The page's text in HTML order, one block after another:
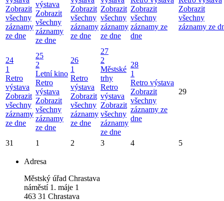
Zobrazit
všechny
záznamy
ze dne
výstava
Zobrazit
všechny
záznamy
ze dne
Zobrazit
všechny
záznamy
ze dne
Zobrazit
všechny
záznamy
ze dne
Zobrazit
všechny
záznamy ze
dne
Zobrazit
všechny
záznamy ze
24
1
Retro
výstava
Zobrazit
všechny
záznamy
ze dne
25
2
Letní kino
Retro
výstava
Zobrazit
všechny
záznamy
ze dne
26
1
Retro
výstava
Zobrazit
všechny
záznamy
ze dne
27
2
Městské
trhy
Retro
výstava
Zobrazit
všechny
záznamy
ze dne
28
1
Retro výstava
Zobrazit
všechny
záznamy ze
dne
29
31 1 2 3 4 5
Adresa
Městský úřad Chrastava
náměstí 1. máje 1
463 31 Chrastava